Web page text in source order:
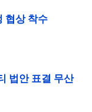
협상 착수
법안 표결 무산